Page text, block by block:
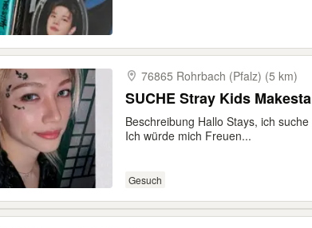
76865 Rohrbach (Pfalz) (5 km)
SUCHE Stray Kids
Beschreibung Hallo Stays, ich
Ich würde mich Freuen...
Gesuch